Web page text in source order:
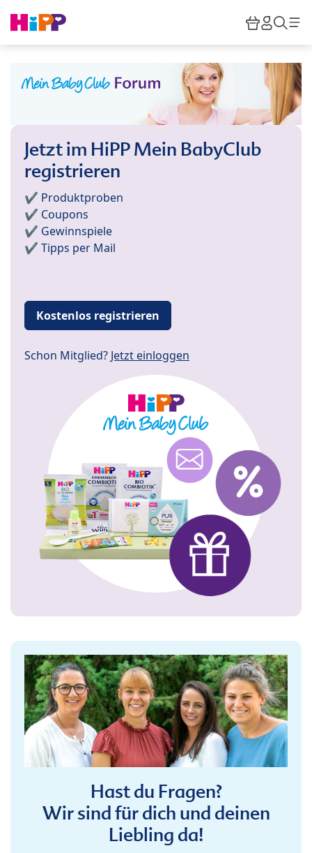
HiPP
Jetzt im HiPP Mein BabyClub
registrieren
✔️ Produktproben
✔️ Coupons
✔️ Gewinnspiele
✔️ Tipps per Mail
Kostenlos registrieren
Schon Mitglied? Jetzt einloggen
Hast du Fragen?
Wir sind für dich und deinen
Liebling da!